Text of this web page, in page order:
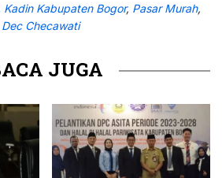
Kadin Kabupaten Bogor, Pasar Murah,
Checawati
JUGA